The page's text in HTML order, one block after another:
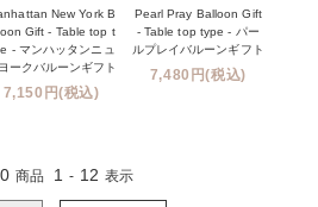
New York B
Gift - Table top t
- マンハッタンニュ
ークバルーンギフト
7,150円(税込)
Pearl Pray Balloon Gift
- Table top type - パー
ルプレイバルーンギフト
7,480円(税込)
商品 1 - 12 表示